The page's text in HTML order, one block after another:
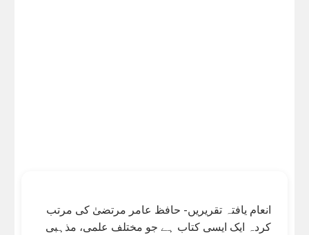
انعام یافتہ تقریریں- حافظ عامر مرتضیٰ کی مرتب
کردہ ایک ایسی کتاب ہے جو مختلف علمی، مذہبی